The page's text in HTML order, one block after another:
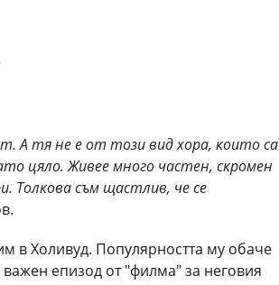
А тя не е от този вид хора, които са
цяло. Живее много частен, скромен
Толкова съм щастлив, че се